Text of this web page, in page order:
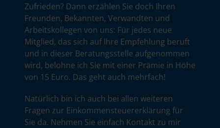
Zufrieden? Dann erzählen Sie doch Ihren
Freunden, Bekannten, Verwandten und
Arbeitskollegen von uns: Für jedes neue
Mitglied, das sich auf Ihre Empfehlung beruft
und in dieser Beratungsstelle aufgenommen
wird, belohne ich Sie mit einer Prämie in Höhe
von 15 Euro. Das geht auch mehrfach!
Natürlich bin ich auch bei allen weiteren
Fragen zur Einkommensteuererklärung für
Sie da. Nehmen Sie einfach Kontakt zu mir